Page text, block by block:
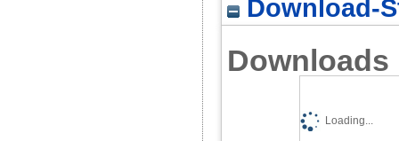
Download-
Downloads
Loading...